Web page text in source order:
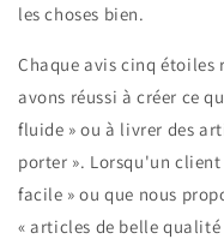
les choses bien.
Chaque avis cinq étoiles
avons réussi à créer ce
fluide » ou à livrer des
porter ». Lorsqu'un
facile » ou que nous
« articles de belle